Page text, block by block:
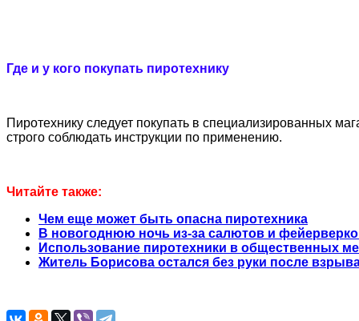
Где и у кого покупать пиротехнику
Пиротехнику следует покупать в специализированных
строго соблюдать инструкции по применению.
Читайте также:
Чем еще может быть опасна пиротехника
В новогоднюю ночь из-за салютов и
Использование пиротехники в общественных
Житель Борисова остался без руки после